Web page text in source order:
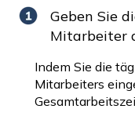
Geben Sie
Mitarbeiter
Indem Sie die
Mitarbeiters